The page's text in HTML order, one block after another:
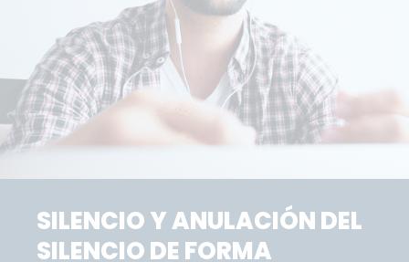
SILENCIO Y ANULACIÓN DEL
SILENCIO DE FORMA